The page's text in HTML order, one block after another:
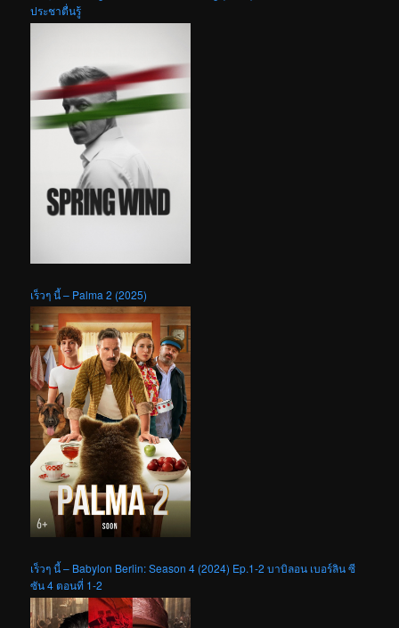
ประชาตื่นรู้
เร็วๆ นี้ – Palma 2 (2025)
เร็วๆ นี้ – Babylon Berlin: Season 4 (2024) Ep.1-2 บาบิลอน เบอร์ลิน ซี
ซัน 4 ตอนที่ 1-2